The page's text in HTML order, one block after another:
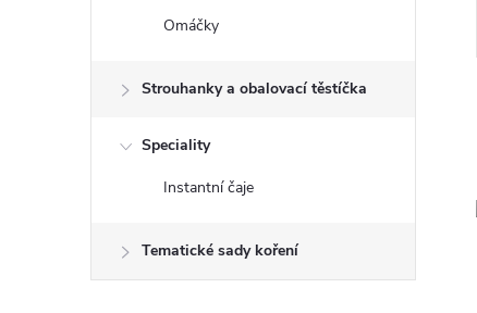
Omáčky
Strouhanky a obalovací těstíčka
Speciality
Instantní čaje
Tematické sady koření